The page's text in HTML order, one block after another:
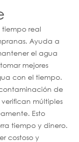
real
Ayuda a
el agua
mejores
con el tiempo.
de
verifican múltiples
Esto
tiempo y dinero.
costoso y